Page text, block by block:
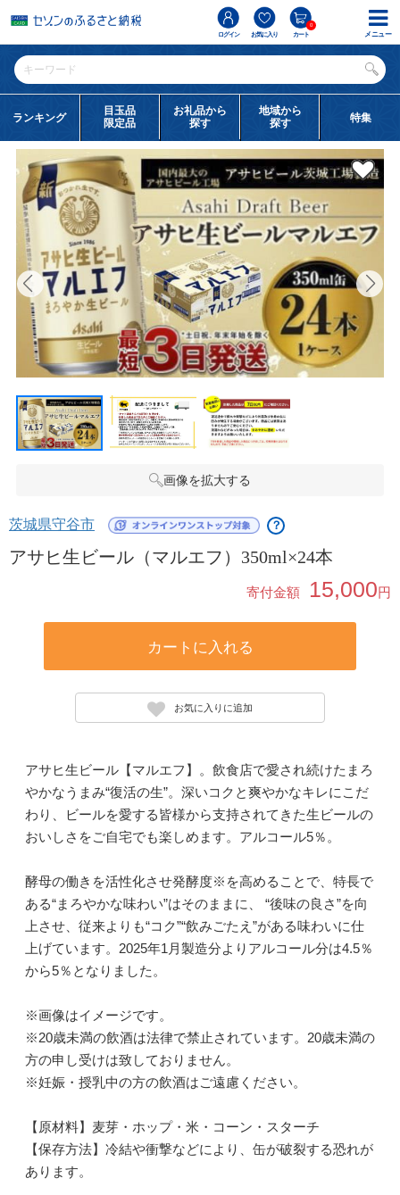
ログイン お気に入り カート
0
ランキング
目玉品
限定品
お礼品から
探す
地域から
探す
特集
画像を拡大する
茨城県守谷市 ？
アサヒ生ビール（マルエフ）350ml×24本
寄付金額 15,000円
カートに入れる
お気に入りに追加
アサヒ生ビール【マルエフ】。飲食店で愛され続けたまろ
やかなうまみ“復活の生”。深いコクと爽やかなキレにこだ
わり、ビールを愛する皆様から支持されてきた生ビールの
おいしさをご自宅でも楽しめます。アルコール5％。
酵母の働きを活性化させ発酵度※を高めることで、特長で
ある“まろやかな味わい”はそのままに、 “後味の良さ”を向
上させ、従来よりも“コク”“飲みごたえ”がある味わいに仕
上げています。2025年1月製造分よりアルコール分は4.5％
から5％となりました。
※画像はイメージです。
※20歳未満の飲酒は法律で禁止されています。20歳未満の
方の申し受けは致しておりません。
※妊娠・授乳中の方の飲酒はご遠慮ください。
【原材料】麦芽・ホップ・米・コーン・スターチ
【保存方法】冷結や衝撃などにより、缶が破裂する恐れが
あります。
メニュー